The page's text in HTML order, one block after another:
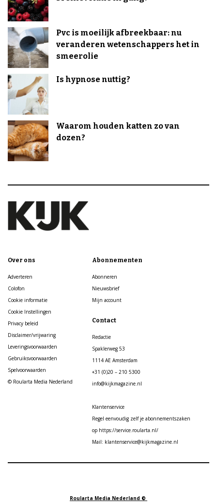
Pvc is moeilijk afbreekbaar: nu
veranderen wetenschappers het in
smeerolie
Is hypnose nuttig?
Waarom houden katten zo van
dozen?
Over ons
Adverteren
Colofon
Cookie informatie
Cookie Instellingen
Privacy beleid
Disclaimer/vrijwaring
Leveringsvoorwaarden
Gebruiksvoorwaarden
Spelvoorwaarden
© Roularta Media Nederland
Abonnementen
Abonneren
Nieuwsbrief
Mijn account
Contact
Redactie
Spaklerweg 53
1114 AE Amsterdam
+31 (0)20 – 210 5300
info@kijkmagazine.nl
Klantenservice
Regel eenvoudig zelf je abonnementszaken
op https://service.roularta.nl/
Mail: klantenservice@kijkmagazine.nl
Roularta Media Nederland ©